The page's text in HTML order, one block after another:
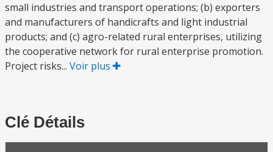
small industries and transport operations; (b) exporters
and manufacturers of handicrafts and light industrial
products; and (c) agro-related rural enterprises, utilizing
the cooperative network for rural enterprise promotion.
Project risks... Voir plus
Clé Détails